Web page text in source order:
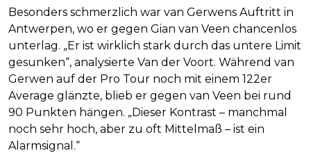
Besonders schmerzlich war van Gerwens Auftritt in
Antwerpen, wo er gegen Gian van Veen chancenlos
unterlag. „Er ist wirklich stark durch das untere Limit
gesunken“, analysierte Van der Voort. Während van
Gerwen auf der Pro Tour noch mit einem 122er
Average glänzte, blieb er gegen van Veen bei rund
90 Punkten hängen. „Dieser Kontrast – manchmal
noch sehr hoch, aber zu oft Mittelmaß – ist ein
Alarmsignal.“